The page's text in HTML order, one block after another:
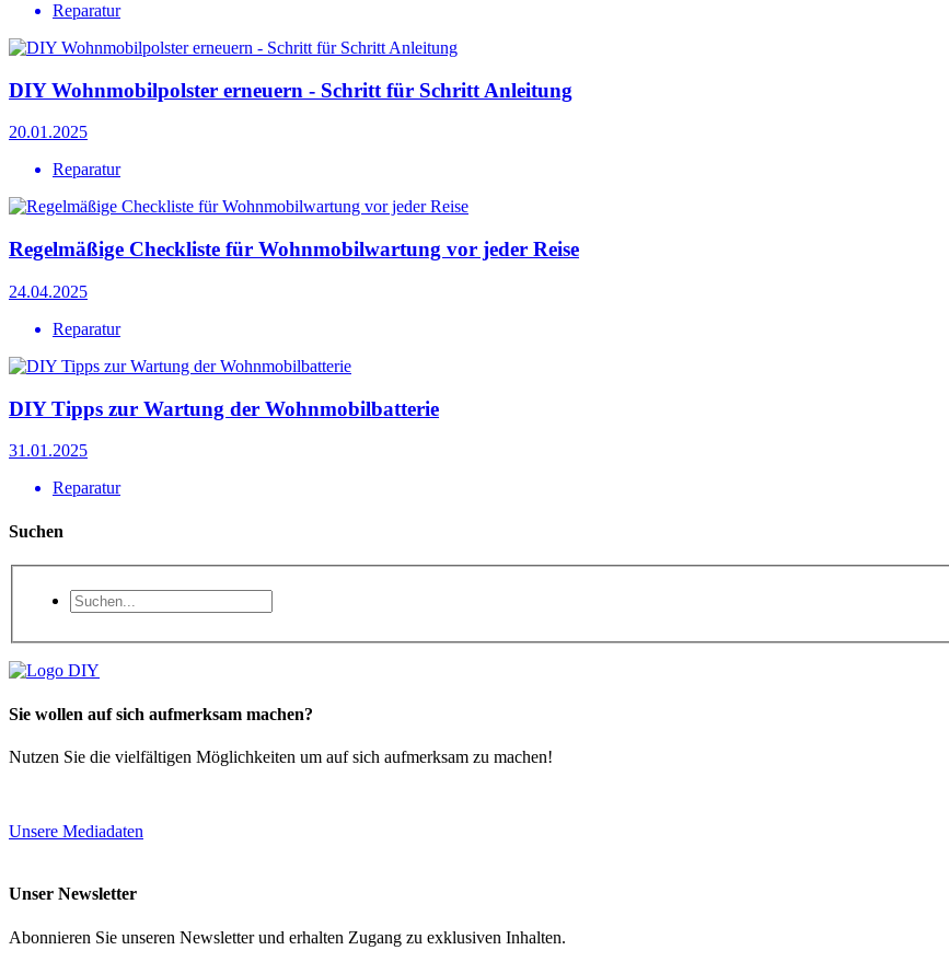
Reparatur
DIY Wohnmobilpolster erneuern - Schritt für Schritt Anleitung
20.01.2025
Reparatur
Regelmäßige Checkliste für Wohnmobilwartung vor jeder Reise
24.04.2025
Reparatur
DIY Tipps zur Wartung der Wohnmobilbatterie
31.01.2025
Reparatur
Suchen
Sie wollen auf sich aufmerksam machen?
Nutzen Sie die vielfältigen Möglichkeiten um auf sich aufmerksam zu machen!
Unsere Mediadaten
Unser Newsletter
Abonnieren Sie unseren Newsletter und erhalten Zugang zu exklusiven Inhalten.